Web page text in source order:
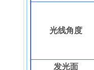
光线角度
发光面